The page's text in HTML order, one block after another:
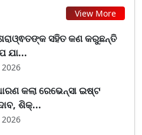
View More
ସହିତ କଣ କରୁଛନ୍ତି
ଯା...
କଲା ରେଭେନ୍ସା ଇଷ୍ଟ
ଶିକ୍...